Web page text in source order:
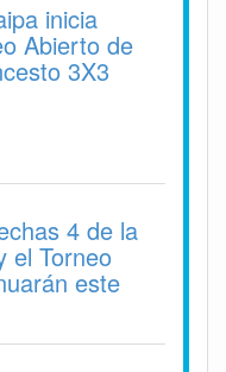
inicia
Abierto de
3X3
4 de la
el Torneo
este